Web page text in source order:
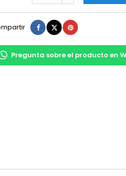
Compartir
TuitearPinterest
Pregunta sobre el producto en